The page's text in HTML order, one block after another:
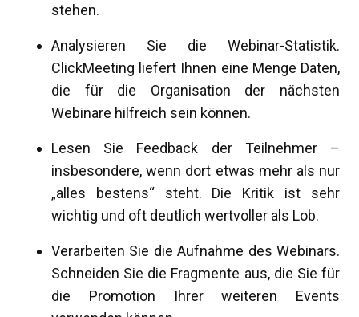
stehen.
Analysieren Sie die Webinar-Statistik.
ClickMeeting liefert Ihnen eine Menge Daten,
die für die Organisation der nächsten
Webinare hilfreich sein können.
Lesen Sie Feedback der Teilnehmer –
insbesondere, wenn dort etwas mehr als nur
„alles bestens“ steht. Die Kritik ist sehr
wichtig und oft deutlich wertvoller als Lob.
Verarbeiten Sie die Aufnahme des Webinars.
Schneiden Sie die Fragmente aus, die Sie für
die Promotion Ihrer weiteren Events